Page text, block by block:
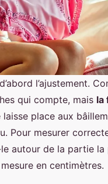
l’ajustement.
qui compte, mais la
place aux
Pour mesurer
autour de la partie la
en centimètres.